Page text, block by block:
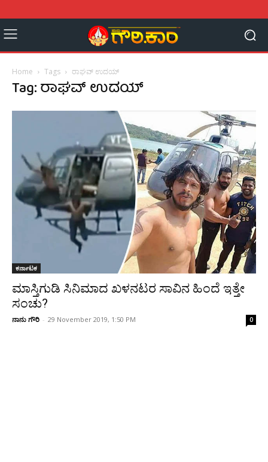
Home Tags ರಾಘವ್ ಉದಯ್
Tag: ರಾಘವ್ ಉದಯ್
ಕರ್ನಾಟಕ
ಮಾಸ್ತಿಗುಡಿ ಸಿನಿಮಾದ ಖಳನಟರ ಸಾವಿನ ಹಿಂದೆ ಇತ್ತೇ
ಸಂಚು?
ನಾನು ಗೌರಿ - 29 November 2019, 1:50 PM 0